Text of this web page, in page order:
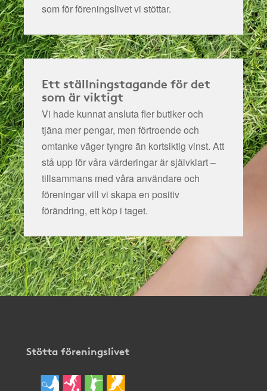
som för föreningslivet vi stöttar.
Ett ställningstagande för det
som är viktigt
Vi hade kunnat ansluta fler butiker och
tjäna mer pengar, men förtroende och
omtanke väger tyngre än kortsiktig vinst. Att
stå upp för våra värderingar är självklart –
tillsammans med våra användare och
föreningar vill vi skapa en positiv
förändring, ett köp i taget.
Stötta föreningslivet